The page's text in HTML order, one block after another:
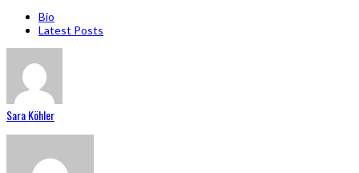
Bio
Latest Posts
Sara Köhler